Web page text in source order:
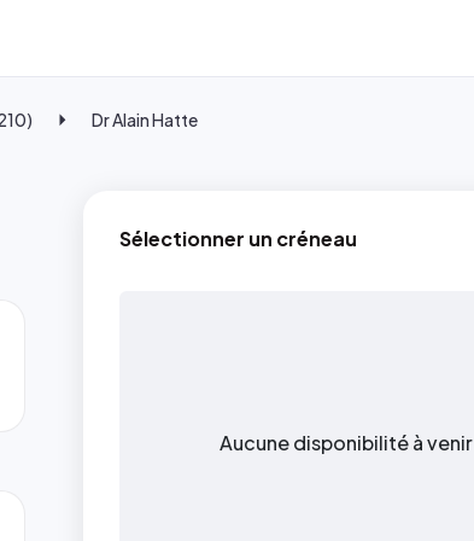
Dr Alain Hatte
Sélectionner un créneau
Aucune disponibilité à venir